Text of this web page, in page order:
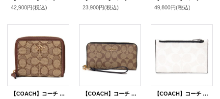
42,900円(税込)
23,900円(税込)
49,800円(税込)
【COACH】コーチ ジャガード レザー シグネチャー ロゴ スモール ジップ アラウンド ウォレット 二つ折り 財布 カーキ×サドルマルチ〔日本未発売〕
【COACH】コーチ コーティングキャンバス スムースレザー シグネチャー リストレット ロング ジップ アラウンド 長財布 カーキ×ブラック（日本未発売）
【COACH】コーチ コーティングキャンバス レザー シグネチャー ジップ カードケース コインケース 小銭入れ チャーク×ブラックマルチ〔日本未発売〕